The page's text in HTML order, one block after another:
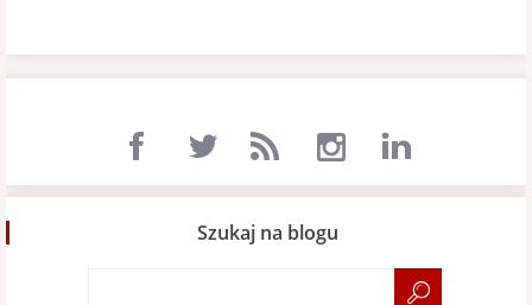
Szukaj na blogu